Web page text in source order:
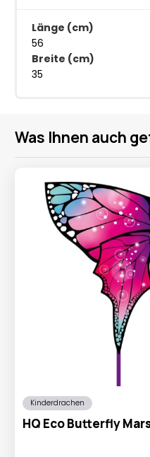
Länge (cm)
56
Breite (cm)
35
Was Ihnen auch
Kinderdrachen
HQ Eco Butterfly